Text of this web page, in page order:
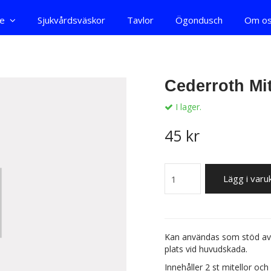
Cederroth
I lager.
45 kr
Lägg i
Kan användas som stöd
plats vid huvudskada.
Innehåller 2 st mitellor
Sjukvårdsväskor Tavlor Ögondusch Om